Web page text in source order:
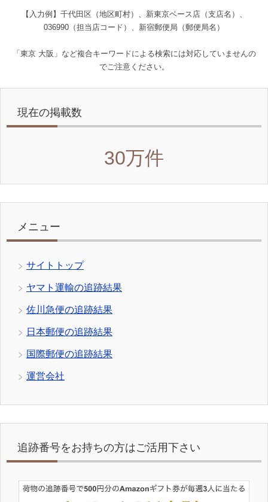
【入力例】千代田区（地区町村）、新東京ベース店（支店名）、
036990（担当店コード）、新宿郵便局（郵便局名）
「東京 大阪」など複合キーワードによる検索には対応していませんの
でご注意ください。
現在の掲載数
30万件
メニュー
サイトトップ
ヤマト運輸の追跡結果
佐川急便の追跡結果
日本郵便の追跡結果
国際郵便の追跡結果
運営会社
追跡番号をお持ちの方はご活用下さい